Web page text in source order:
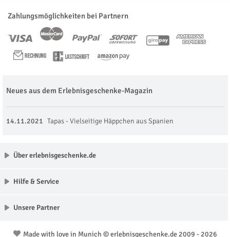
Zahlungsmöglichkeiten bei Partnern
Neues aus dem Erlebnisgeschenke-Magazin
14.11.2021 Tapas - Vielseitige Häppchen aus Spanien
Über erlebnisgeschenke.de
Hilfe & Service
Unsere Partner
Made with love in Munich © erlebnisgeschenke.de 2009 - 2026